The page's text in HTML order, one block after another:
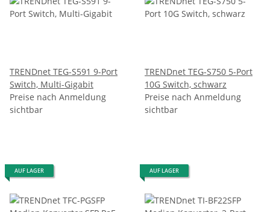
TRENDnet TEG-S591 9-Port
Switch, Multi-Gigabit
Preise nach Anmeldung
sichtbar
TRENDnet TEG-S750 5-Port
10G Switch, schwarz
Preise nach Anmeldung
sichtbar
AUF LAGER AUF LAGER